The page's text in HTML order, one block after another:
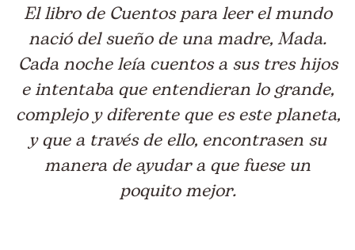
El libro de Cuentos para leer el mundo
nació del sueño de una madre, Mada.
Cada noche leía cuentos a sus tres hijos
e intentaba que entendieran lo grande,
complejo y diferente que es este planeta,
y que a través de ello, encontrasen su
manera de ayudar a que fuese un
poquito mejor.